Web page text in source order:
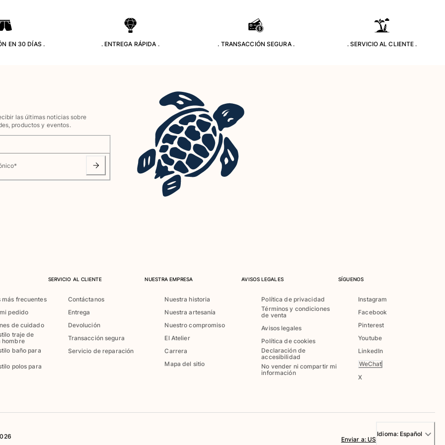
EN 30 DÍAS . . ENTREGA RÁPIDA . . TRANSACCIÓN SEGURA . . SERVICIO AL CLIENTE .
las últimas noticias sobre
productos y eventos.
*
más frecuentes
pedido
de cuidado
traje de
hombre
baño para
polos para
SERVICIO AL CLIENTE
Contáctanos
Entrega
Devolución
Transacción segura
Servicio de reparación
NUESTRA EMPRESA
Nuestra historia
Nuestra artesanía
Nuestro compromiso
El Atelier
Carrera
Mapa del sitio
AVISOS LEGALES
Política de privacidad
Términos y condiciones
de venta
Avisos legales
Política de cookies
Declaración de
accesibilidad
No vender ni compartir mi
información
SÍGUENOS
Instagram
Facebook
Pinterest
Youtube
LinkedIn
WeChat
X
Enviar a: US
Idioma: Español